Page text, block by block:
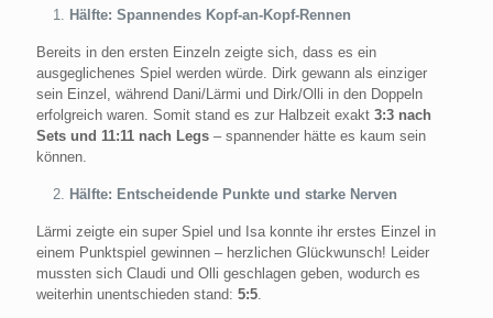
Hälfte: Spannendes Kopf-an-Kopf-Rennen
Bereits in den ersten Einzeln zeigte sich, dass es ein
ausgeglichenes Spiel werden würde. Dirk gewann als einziger
sein Einzel, während Dani/Lärmi und Dirk/Olli in den Doppeln
erfolgreich waren. Somit stand es zur Halbzeit exakt 3:3 nach
Sets und 11:11 nach Legs – spannender hätte es kaum sein
können.
Hälfte: Entscheidende Punkte und starke Nerven
Lärmi zeigte ein super Spiel und Isa konnte ihr erstes Einzel in
einem Punktspiel gewinnen – herzlichen Glückwunsch! Leider
mussten sich Claudi und Olli geschlagen geben, wodurch es
weiterhin unentschieden stand: 5:5